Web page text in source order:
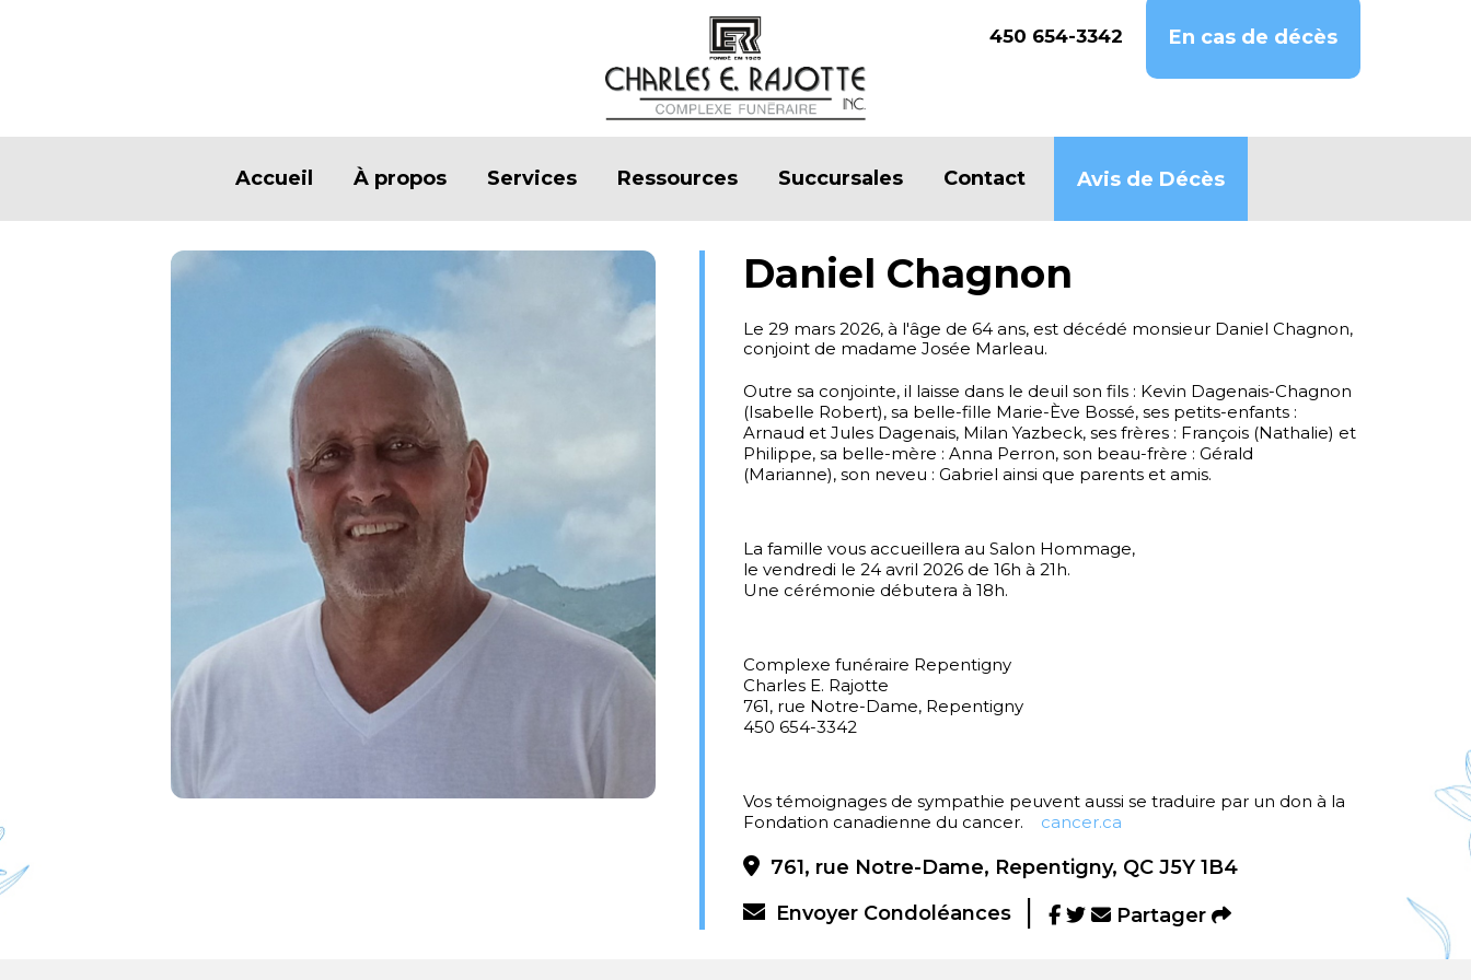
450 654-3342 En cas de décès
Accueil À propos Services Ressources Succursales Contact Avis de Décès
Daniel Chagnon
Le 29 mars 2026, à l'âge de 64 ans, est décédé monsieur Daniel Chagnon,
conjoint de madame Josée Marleau.
Outre sa conjointe, il laisse dans le deuil son fils : Kevin Dagenais-Chagnon
(Isabelle Robert), sa belle-fille Marie-Ève Bossé, ses petits-enfants :
Arnaud et Jules Dagenais, Milan Yazbeck, ses frères : François (Nathalie) et
Philippe, sa belle-mère : Anna Perron, son beau-frère : Gérald
(Marianne), son neveu : Gabriel ainsi que parents et amis.
La famille vous accueillera au Salon Hommage,
le vendredi le 24 avril 2026 de 16h à 21h.
Une cérémonie débutera à 18h.
Complexe funéraire Repentigny
Charles E. Rajotte
761, rue Notre-Dame, Repentigny
450 654-3342
Vos témoignages de sympathie peuvent aussi se traduire par un don à la
Fondation canadienne du cancer. cancer.ca
761, rue Notre-Dame, Repentigny, QC J5Y 1B4
Envoyer Condoléances
Partager